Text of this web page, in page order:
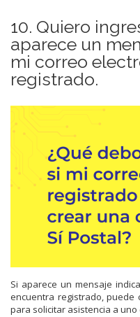
10. Quiero
aparece un
mi correo
registrado.
Si aparece un mensaje
encuentra registrado, puede
para solicitar asistencia a